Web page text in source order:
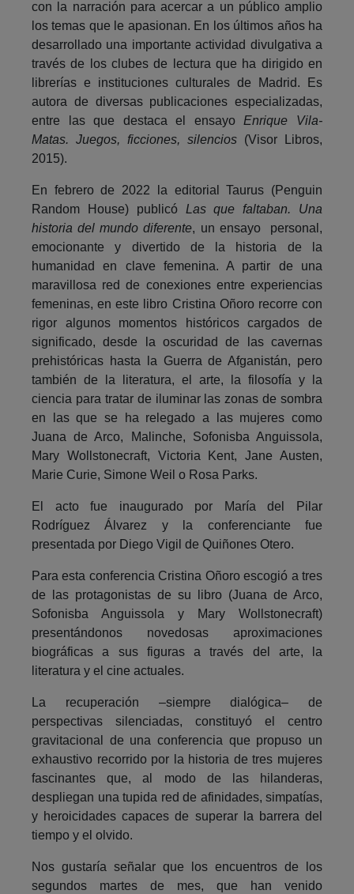
con la narración para acercar a un público amplio
los temas que le apasionan. En los últimos años ha
desarrollado una importante actividad divulgativa a
través de los clubes de lectura que ha dirigido en
librerías e instituciones culturales de Madrid. Es
autora de diversas publicaciones especializadas,
entre las que destaca el ensayoEnrique Vila-
Matas. Juegos, ficciones, silencios (Visor Libros,
2015).
En febrero de 2022 la editorial Taurus (Penguin
Random House) publicó Las que faltaban. Una
historia del mundo diferente, un ensayo personal,
emocionante y divertido de la historia de la
humanidad en clave femenina. A partir de una
maravillosa red de conexiones entre experiencias
femeninas, en este libro Cristina Oñoro recorre con
rigor algunos momentos históricos cargados de
significado, desde la oscuridad de las cavernas
prehistóricas hasta la Guerra de Afganistán, pero
también de la literatura, el arte, la filosofía y la
ciencia para tratar de iluminar las zonas de sombra
en las que se ha relegado a las mujeres como
Juana de Arco, Malinche, Sofonisba Anguissola,
Mary Wollstonecraft, Victoria Kent, Jane Austen,
Marie Curie, Simone Weil o Rosa Parks.
El acto fue inaugurado por María del Pilar
Rodríguez Álvarez y la conferenciante fue
presentada por Diego Vigil de Quiñones Otero.
Para esta conferencia Cristina Oñoro escogió a tres
de las protagonistas de su libro (Juana de Arco,
Sofonisba Anguissola y Mary Wollstonecraft)
presentándonos novedosas aproximaciones
biográficas a sus figuras a través del arte, la
literatura y el cine actuales.
La recuperación –siempre dialógica­– de
perspectivas silenciadas, constituyó el centro
gravitacional de una conferencia que propuso un
exhaustivo recorrido por la historia de tres mujeres
fascinantes que, al modo de las hilanderas,
despliegan una tupida red de afinidades, simpatías,
y heroicidades capaces de superar la barrera del
tiempo y el olvido.
Nos gustaría señalar que los encuentros de los
segundos martes de mes, que han venido